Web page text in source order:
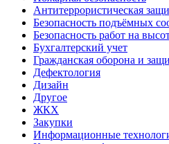
Антитеррористическая
Безопасность подъёмных
Безопасность работ на
Бухгалтерский учет
Гражданская оборона и
Дефектология
Дизайн
Другое
ЖКХ
Закупки
Информационные